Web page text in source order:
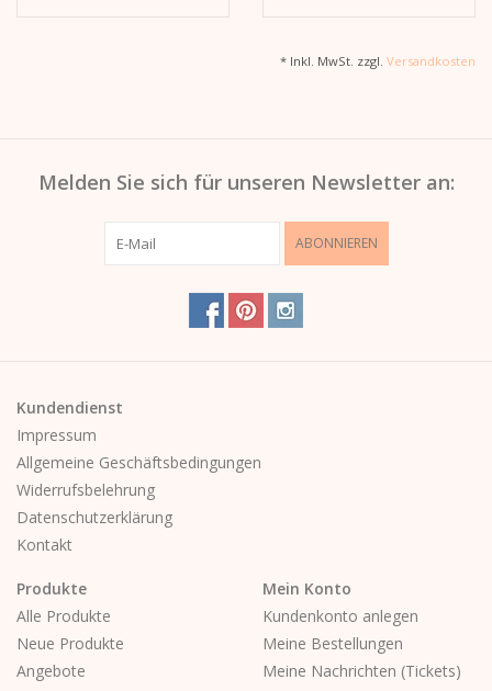
* Inkl. MwSt. zzgl. Versandkosten
Melden Sie sich für unseren Newsletter an:
ABONNIEREN
Kundendienst
Impressum
Allgemeine Geschäftsbedingungen
Widerrufsbelehrung
Datenschutzerklärung
Kontakt
Produkte
Alle Produkte
Neue Produkte
Angebote
Mein Konto
Kundenkonto anlegen
Meine Bestellungen
Meine Nachrichten (Tickets)